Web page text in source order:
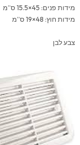
מידות פנים: 45×15.5 ס”מ
מידות חוץ: 48×19 ס”מ
צבע לבן